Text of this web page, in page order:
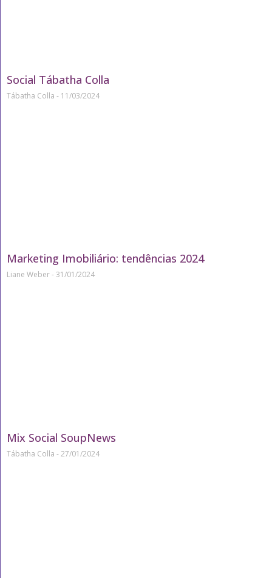
Social Tábatha Colla
Tábatha Colla 11/03/2024
Marketing Imobiliário: tendências 2024
Liane Weber 31/01/2024
Mix Social SoupNews
Tábatha Colla 27/01/2024